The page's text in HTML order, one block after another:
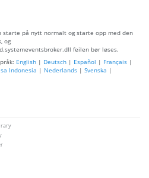
på nytt normalt og starte opp med den
og
feilen bør løses.
English | Deutsch | Español | Français |
Indonesia | Nederlands | Svenska |